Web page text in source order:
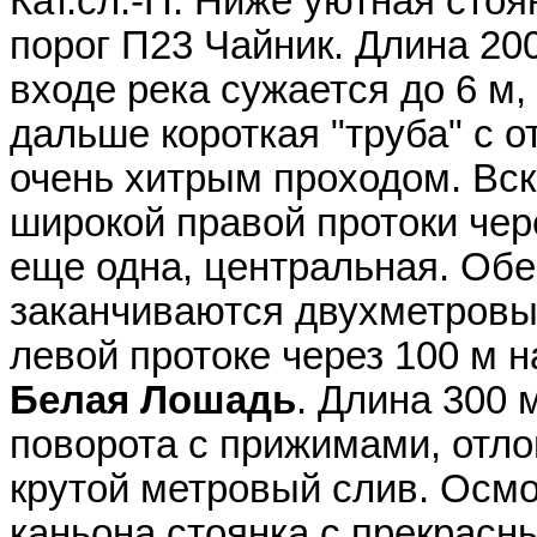
порог П23 Чайник. Длина
входе река сужается до 6
дальше короткая "труба" с
очень хитрым проходом.
широкой правой протоки
еще одна, центральная.
заканчиваются
левой протоке через 100 м
Белая Лошадь. Длина 300
поворота с прижимами,
крутой метровый слив.